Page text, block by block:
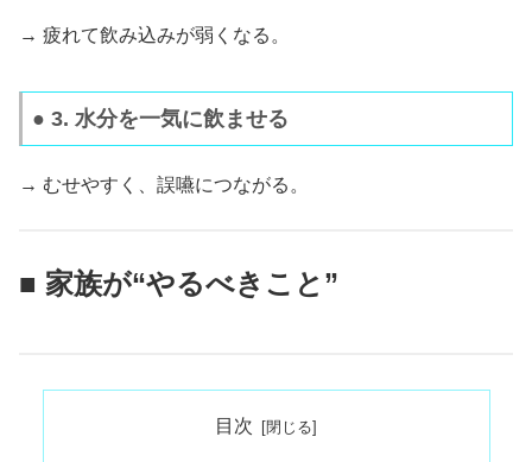
→ 疲れて飲み込みが弱くなる。
● 3. 水分を一気に飲ませる
→ むせやすく、誤嚥につながる。
■ 家族が“やるべきこと”
目次